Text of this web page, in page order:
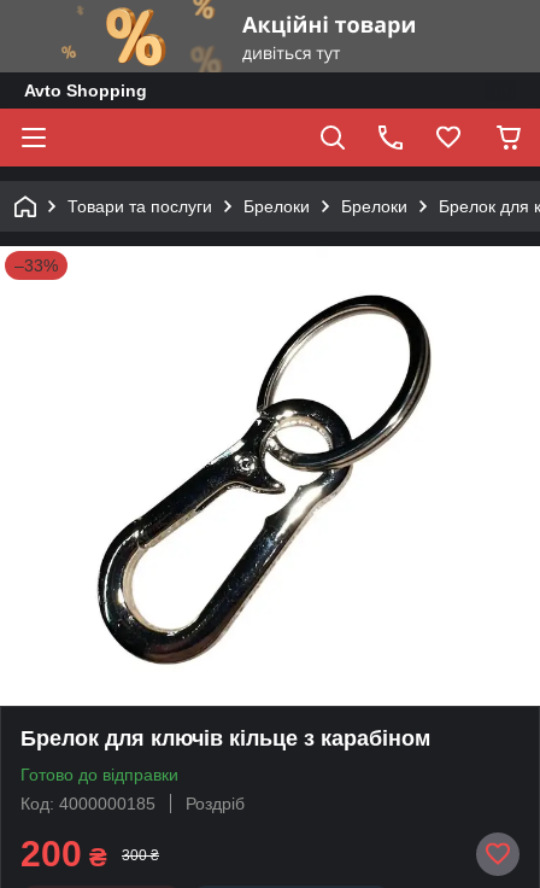
Avto Shopping
Товари та послуги Брелоки Брелоки Брелок для
–33%
Брелок для ключів кільце з карабіном
Готово до відправки
Код: 4000000185
Роздріб
200 ₴ 300 ₴